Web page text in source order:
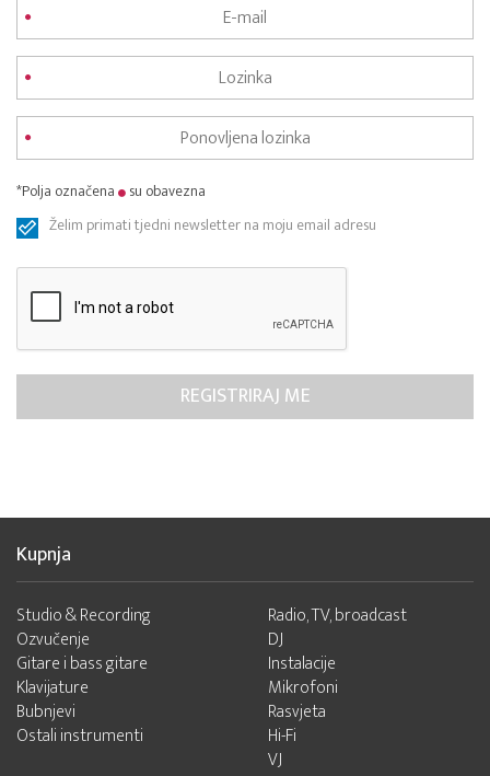
*Polja označena
su obavezna
Želim primati tjedni newsletter na moju email adresu
Kupnja
Studio & Recording
Ozvučenje
Gitare i bass gitare
Klavijature
Bubnjevi
Ostali instrumenti
Radio, TV, broadcast
DJ
Instalacije
Mikrofoni
Rasvjeta
Hi-Fi
VJ